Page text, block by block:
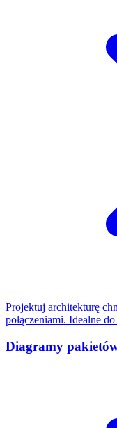
Projektuj architekturę
połączeniami. Idealne
Diagramy